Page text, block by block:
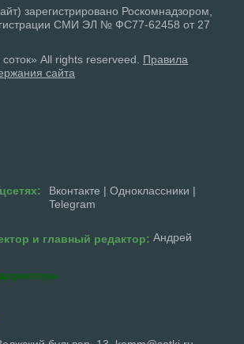
зарегистрировано Роскомнадзором,
СМИ ЭЛ № ФС77-62458 от 27
All rights reserveed. Правила
сайта
Вконтакте | Одноклассники |
Telegram
и главный редактор: Андрей